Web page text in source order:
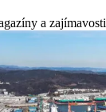
a zajímavosti